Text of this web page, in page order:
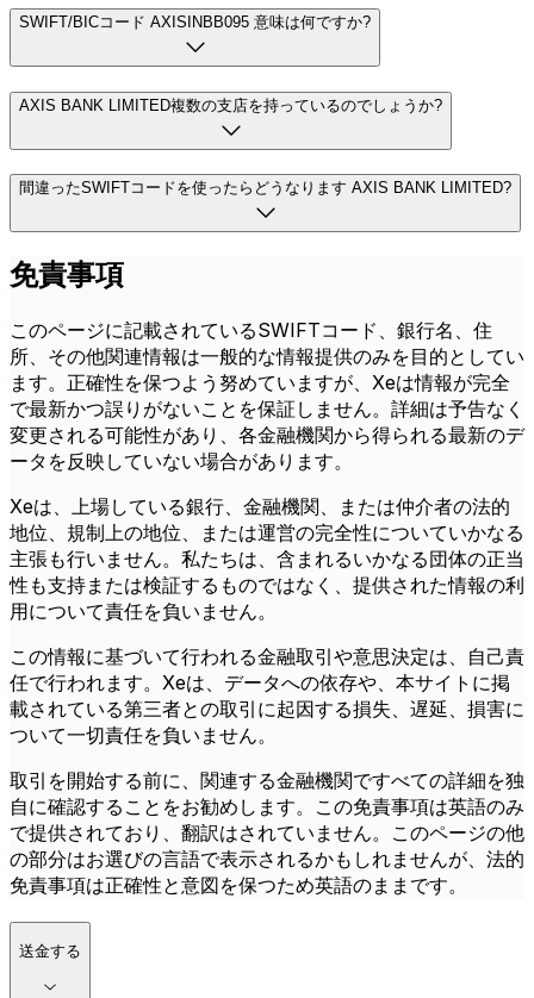
SWIFT/BICコード AXISINBB095 意味は何ですか?
AXIS BANK LIMITED複数の支店を持っているのでしょうか?
間違ったSWIFTコードを使ったらどうなります AXIS BANK LIMITED?
免責事項
このページに記載されているSWIFTコード、銀行名、住
所、その他関連情報は一般的な情報提供のみを目的としてい
ます。正確性を保つよう努めていますが、Xeは情報が完全
で最新かつ誤りがないことを保証しません。詳細は予告なく
変更される可能性があり、各金融機関から得られる最新のデ
ータを反映していない場合があります。
Xeは、上場している銀行、金融機関、または仲介者の法的
地位、規制上の地位、または運営の完全性についていかなる
主張も行いません。私たちは、含まれるいかなる団体の正当
性も支持または検証するものではなく、提供された情報の利
用について責任を負いません。
この情報に基づいて行われる金融取引や意思決定は、自己責
任で行われます。Xeは、データへの依存や、本サイトに掲
載されている第三者との取引に起因する損失、遅延、損害に
ついて一切責任を負いません。
取引を開始する前に、関連する金融機関ですべての詳細を独
自に確認することをお勧めします。この免責事項は英語のみ
で提供されており、翻訳はされていません。このページの他
の部分はお選びの言語で表示されるかもしれませんが、法的
免責事項は正確性と意図を保つため英語のままです。
送金する